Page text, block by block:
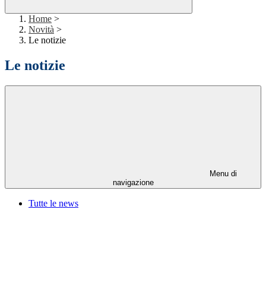
Home >
Novità >
Le notizie
Le notizie
Menu di
navigazione
Tutte le news